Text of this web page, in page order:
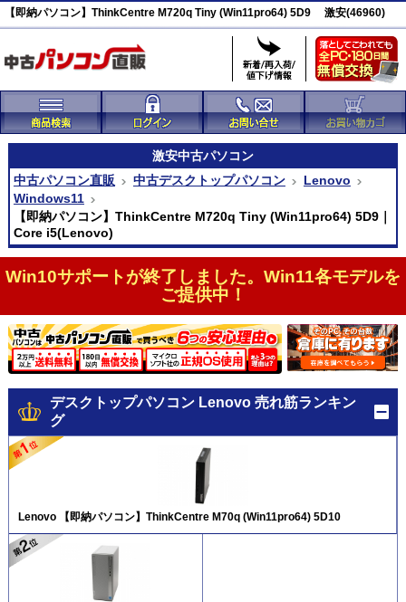
【即納パソコン】ThinkCentre M720q Tiny (Win11pro64) 5D9 激安(46960)
激安中古パソコン
中古パソコン直販
中古デスクトップパソコン
Lenovo
Windows11
【即納パソコン】ThinkCentre M720q Tiny (Win11pro64) 5D9｜
Core i5(Lenovo)
Win10サポートが終了しました。Win11各モデルを
ご提供中！
デスクトップパソコン Lenovo 売れ筋ランキン
グ
Lenovo 【即納パソコン】ThinkCentre M70q (Win11pro64) 5D10